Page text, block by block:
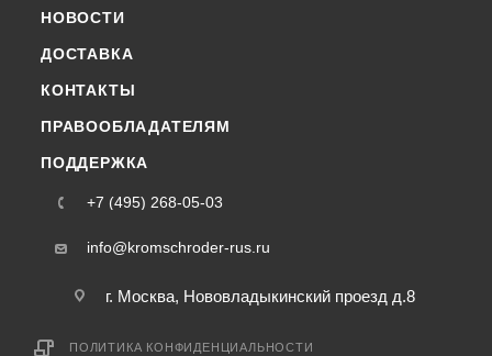
НОВОСТИ
ДОСТАВКА
КОНТАКТЫ
ПРАВООБЛАДАТЕЛЯМ
ПОДДЕРЖКА
+7 (495) 268-05-03
info@kromschroder-rus.ru
г. Москва, Нововладыкинский проезд д.8
ПОЛИТИКА КОНФИДЕНЦИАЛЬНОСТИ